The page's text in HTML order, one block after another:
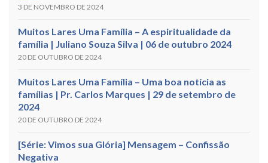
3 DE NOVEMBRO DE 2024
Muitos Lares Uma Família – A espiritualidade da
família | Juliano Souza Silva | 06 de outubro 2024
20 DE OUTUBRO DE 2024
Muitos Lares Uma Família – Uma boa notícia as
famílias | Pr. Carlos Marques | 29 de setembro de
2024
20 DE OUTUBRO DE 2024
[Série: Vimos sua Glória] Mensagem – Confissão
Negativa